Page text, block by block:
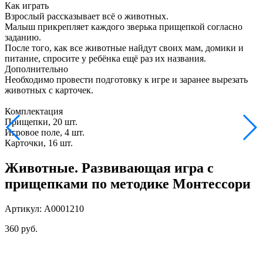
Как играть
Взрослый рассказывает всё о животных.
Малыш прикрепляет каждого зверька прищепкой согласно
заданию.
После того, как все животные найдут своих мам, домики и
питание, спросите у ребёнка ещё раз их названия.
Дополнительно
Необходимо провести подготовку к игре и заранее вырезать
животных с карточек.
Комплектация
Прищепки, 20 шт.
Игровое поле, 4 шт.
Карточки, 16 шт.
Животные. Развивающая игра с
прищепками по методике Монтессори
Артикул: А0001210
360 руб.